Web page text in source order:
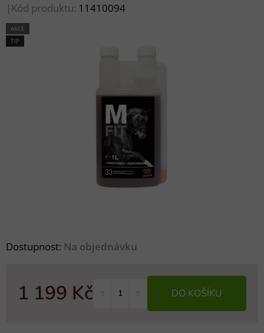
Dostupnost: Na objednávku
1 199 Kč DO KOŠÍKU
| Kód produktu: 11410094
AKCE
TIP